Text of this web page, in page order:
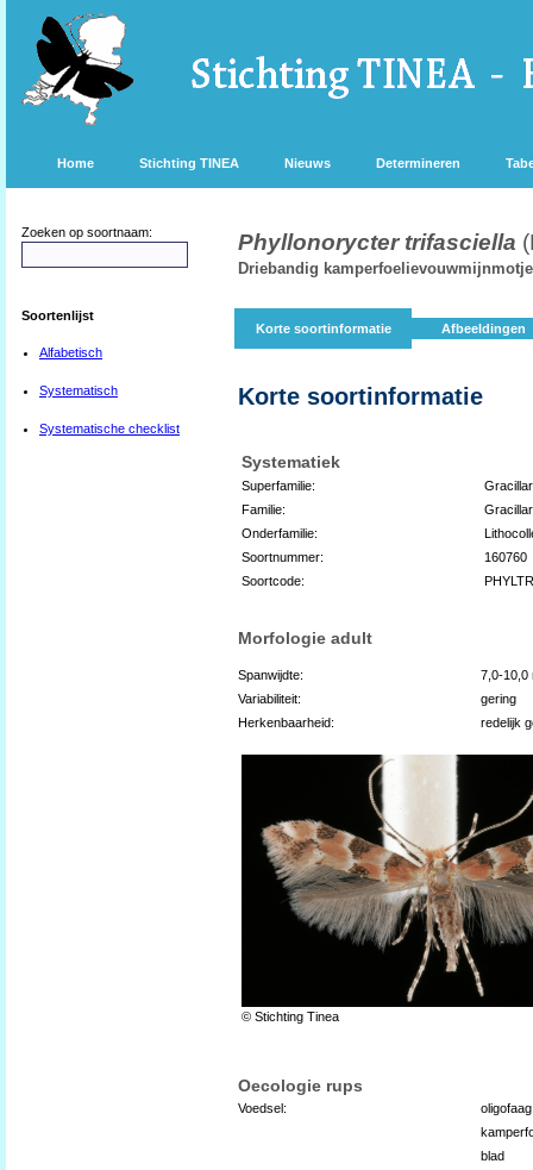
Home Stichting TINEA Nieuws Determineren
Zoeken op soortnaam:
Soortenlijst
Alfabetisch
Systematisch
Systematische checklist
Phyllonorycter trifasciella
Driebandig kamperfoelievouwmijnmotje
Korte soortinformatie Afbeeldingen
Korte soortinformatie
Systematiek
Superfamilie:
Familie:
Onderfamilie:
Soortnummer:
160760
Soortcode:
Morfologie adult
Spanwijdte:
7,0-10,0
Variabiliteit:
gering
Herkenbaarheid:
redelijk
© Stichting Tinea
Oecologie rups
Voedsel:
oligofaag
blad